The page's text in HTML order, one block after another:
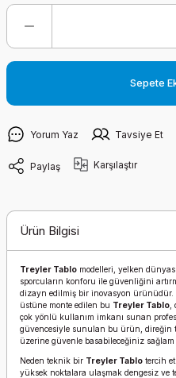
Sepete
Yorum Yaz Tavsiye Et
Paylaş Karşılaştır
Ürün Bilgisi
Treyler Tablo modelleri, yelken
sporcuların konforu ile güvenliğini
dizayn edilmiş bir inovasyon ürünüdür.
üstüne monte edilen bu Treyler Tablo
çok yönlü kullanım imkanı sunan
güvencesiyle sunulan bu ürün, direğin
üzerine güvenle basabileceğiniz
Neden teknik bir Treyler Tablo tercih
yüksek noktalara ulaşmak dengesiz ve